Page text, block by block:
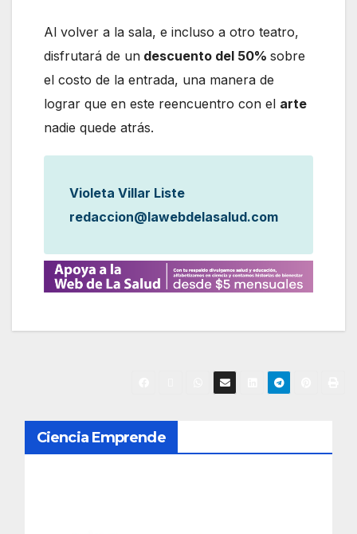
Al volver a la sala, e incluso a otro teatro,
disfrutará de un descuento del 50% sobre
el costo de la entrada, una manera de
lograr que en este reencuentro con el arte
nadie quede atrás.
Violeta Villar Liste
redaccion@lawebdelasalud.com
N
a
Ciencia Emprende